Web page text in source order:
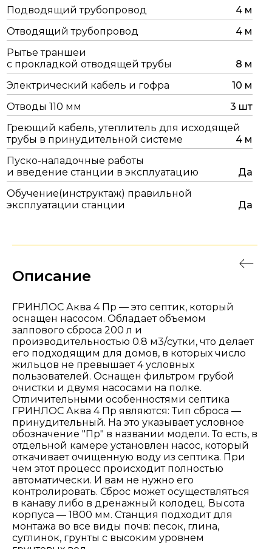
Подводящий трубопровод
4 м
Отводящий трубопровод
4 м
Рытье траншеи
с прокладкой отводящей трубы
8 м
Электрический кабель и гофра
10 м
Отводы 110 мм
3 шт
Греющий кабель, утеплитель для исходящей
трубы в принудительной системе
4 м
Пуско-наладочные работы
и введение станции в эксплуатацию
Да
Обучение(инструктаж) правильной
эксплуатации станции
Да
Описание
ГРИНЛОС Аква 4 Пр — это септик, который
оснащен насосом. Обладает объемом
залпового сброса 200 л и
производительностью 0.8 м3/сутки, что делает
его подходящим для домов, в которых число
жильцов не превышает 4 условных
пользователей. Оснащен фильтром грубой
очистки и двумя насосами на полке.
Отличительными особенностями септика
ГРИНЛОС Аква 4 Пр являются: Тип сброса —
принудительный. На это указывает условное
обозначение "Пр" в названии модели. То есть, в
отдельной камере установлен насос, который
откачивает очищенную воду из септика. При
чем этот процесс происходит полностью
автоматически. И вам не нужно его
контролировать. Сброс может осуществляться
в канаву либо в дренажный колодец. Высота
корпуса — 1800 мм. Станция подходит для
монтажа во все виды почв: песок, глина,
суглинок, грунты с высоким уровнем